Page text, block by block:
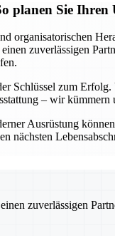
planen Sie Ihren
organisatorischen
zuverlässigen
Schlüssel zum
– wir
Ausrüstung
nächsten
zuverlässigen